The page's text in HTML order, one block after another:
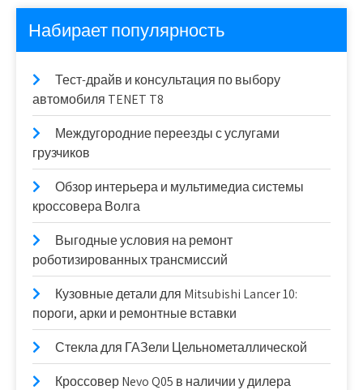
Набирает популярность
Тест-драйв и консультация по выбору
автомобиля TENET T8
Междугородние переезды с услугами
грузчиков
Обзор интерьера и мультимедиа системы
кроссовера Волга
Выгодные условия на ремонт
роботизированных трансмиссий
Кузовные детали для Mitsubishi Lancer 10:
пороги, арки и ремонтные вставки
Стекла для ГАЗели Цельнометаллической
Кроссовер Nevo Q05 в наличии у дилера